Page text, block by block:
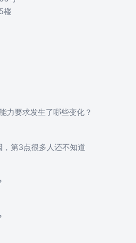
楼
力要求发生了哪些变化？
第3点很多人还不知道